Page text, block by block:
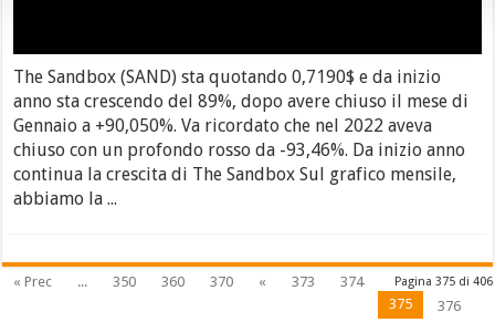
The Sandbox (SAND) sta quotando 0,7190$ e da inizio
anno sta crescendo del 89%, dopo avere chiuso il mese di
Gennaio a +90,050%. Va ricordato che nel 2022 aveva
chiuso con un profondo rosso da -93,46%. Da inizio anno
continua la crescita di The Sandbox Sul grafico mensile,
abbiamo la ...
Pagina 375 di 406
« Prec ... 350 360 370 « 373
374
375
376